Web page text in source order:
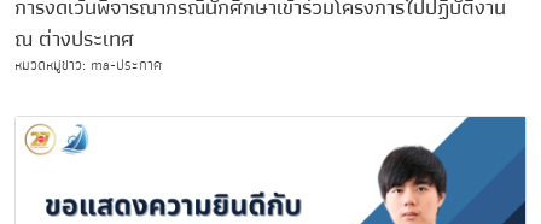
การงดเว้นพิจารณากรณีนักศึกษาเข้าร่วมโครงการไปปฏิบัติงาน
ณ ต่างประเทศ
หมวดหมู่ข่าว: ma-ประกาศ